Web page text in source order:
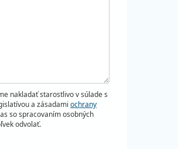
nakladať starostlivo v súlade s
a zásadami ochrany
so spracovaním osobných
odvolať.